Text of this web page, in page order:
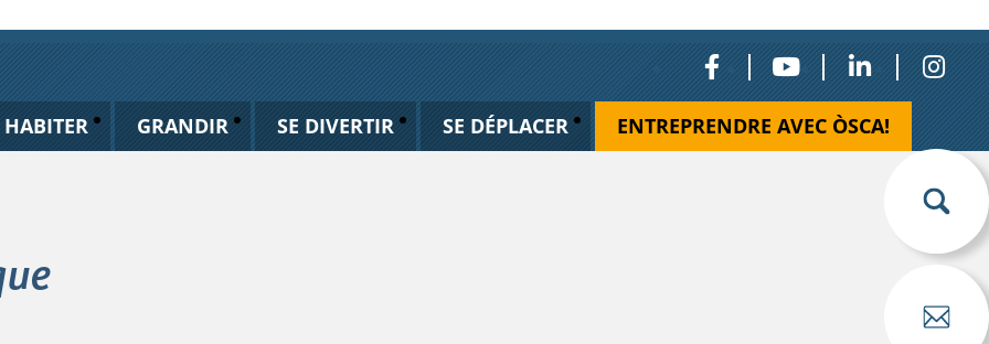
HABITER GRANDIR SE DIVERTIR SE DÉPLACER ENTREPRENDRE AVEC ÒSCA!